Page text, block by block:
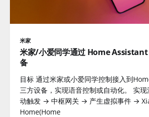
米家
米家/小爱同学通过 Home Assistant
备
目标 通过米家或小爱同学控制接入到
三方设备，实现语音控制或自动化。 实
动触发 → 中枢网关 → 产生虚拟事件 →
Home(Home